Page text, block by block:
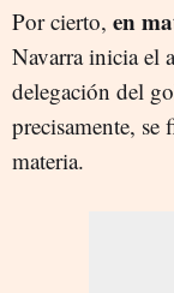
Por cierto, en
Navarra inicia el
delegación del
precisamente, se
materia.